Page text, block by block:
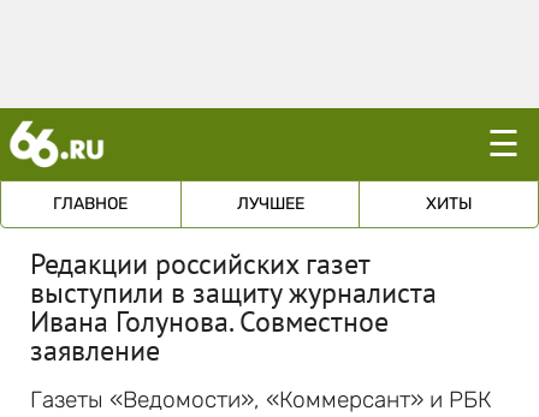
☰
ГЛАВНОЕ ЛУЧШЕЕ ХИТЫ
Редакции российских газет
выступили в защиту журналиста
Ивана Голунова. Совместное
заявление
Газеты «Ведомости», «Коммерсант» и РБК